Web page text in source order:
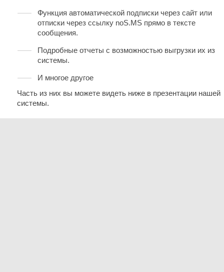
Функция автоматической подписки через сайт или
отписки через ссылку noS.MS прямо в тексте
сообщения.
Подробные отчеты с возможностью выгрузки их из
системы.
И многое другое
Часть из них вы можете видеть ниже в презентации нашей
системы.